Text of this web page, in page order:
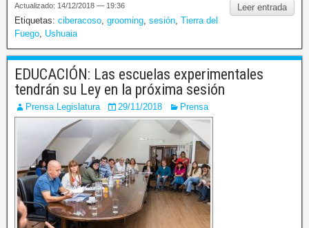
Leer entrada
Actualizado: 14/12/2018 — 19:36
Etiquetas: ciberacoso grooming sesión Tierra del
Fuego Ushuaia
EDUCACIÓN: Las escuelas experimentales
tendrán su Ley en la próxima sesión
Prensa Legislatura 29/11/2018 Prensa